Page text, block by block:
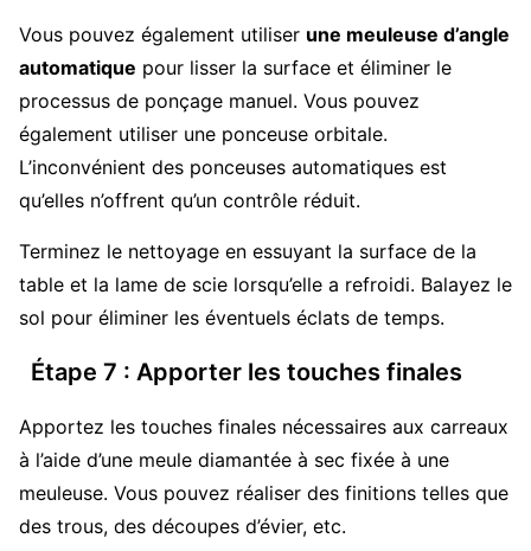
Vous pouvez également utiliser une meuleuse d’angle
automatique pour lisser la surface et éliminer le
processus de ponçage manuel. Vous pouvez
également utiliser une ponceuse orbitale.
L’inconvénient des ponceuses automatiques est
qu’elles n’offrent qu’un contrôle réduit.
Terminez le nettoyage en essuyant la surface de la
table et la lame de scie lorsqu’elle a refroidi. Balayez le
sol pour éliminer les éventuels éclats de temps.
Étape 7 : Apporter les touches finales
Apportez les touches finales nécessaires aux carreaux
à l’aide d’une meule diamantée à sec fixée à une
meuleuse. Vous pouvez réaliser des finitions telles que
des trous, des découpes d’évier, etc.